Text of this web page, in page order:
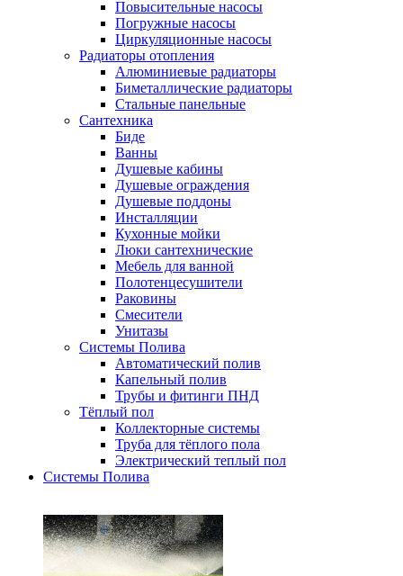
Повысительные насосы
Погружные насосы
Циркуляционные насосы
Радиаторы отопления
Алюминиевые радиаторы
Биметаллические радиаторы
Стальные панельные
Сантехника
Биде
Ванны
Душевые кабины
Душевые ограждения
Душевые поддоны
Инсталляции
Кухонные мойки
Люки сантехнические
Мебель для ванной
Полотенцесушители
Раковины
Смесители
Унитазы
Системы Полива
Автоматический полив
Капельный полив
Трубы и фитинги ПНД
Тёплый пол
Коллекторные системы
Труба для тёплого пола
Электрический теплый пол
Системы Полива